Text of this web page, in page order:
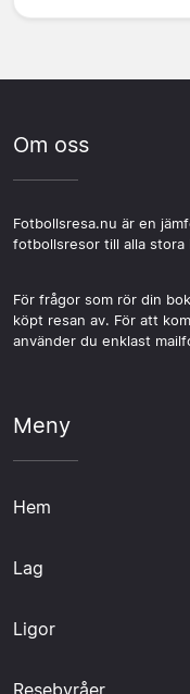
Om oss
Fotbollsresa.nu är en
fotbollsresor till alla stora
För frågor som rör din
köpt resan av. För att
använder du enklast
Meny
Hem
Lag
Ligor
Resebyråer